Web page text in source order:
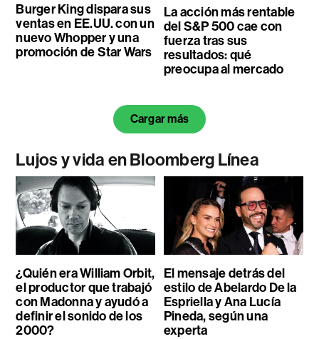
Burger King dispara sus
ventas en EE.UU. con un
nuevo Whopper y una
promoción de Star Wars
La acción más rentable
del S&P 500 cae con
fuerza tras sus
resultados: qué
preocupa al mercado
Cargar más
Lujos y vida en Bloomberg Línea
¿Quién era William Orbit,
el productor que trabajó
con Madonna y ayudó a
definir el sonido de los
2000?
El mensaje detrás del
estilo de Abelardo De la
Espriella y Ana Lucía
Pineda, según una
experta